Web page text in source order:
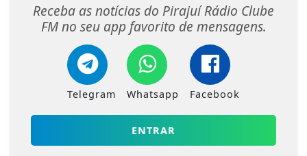
Receba as notícias do Pirajuí Rádio Clube
FM no seu app favorito de mensagens.
Telegram Whatsapp Facebook
ENTRAR